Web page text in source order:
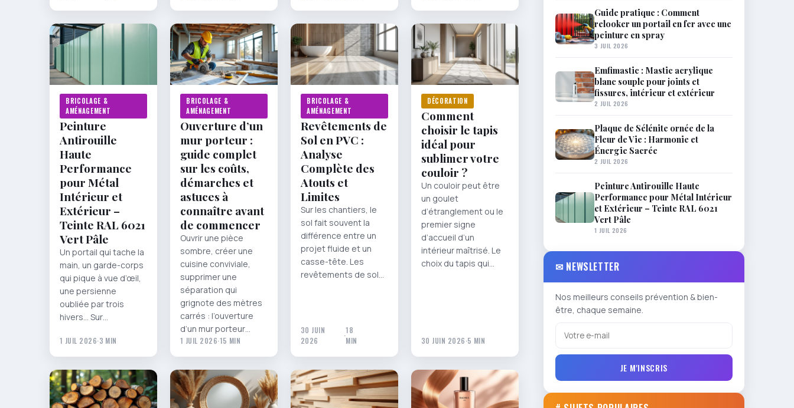
BRICOLAGE &
AMÉNAGEMENT
Peinture
Antirouille
Haute
Performance
pour Métal
Intérieur et
Extérieur –
Teinte RAL 6021
Vert Pâle
Un portail qui tache la
main, un garde-corps
qui pique à vue d’œil,
une persienne
oubliée par trois
hivers… Sur…
1 JUIL 2026·3 MIN
BRICOLAGE &
AMÉNAGEMENT
Ouverture d’un
mur porteur :
guide complet
sur les coûts,
démarches et
astuces à
connaître avant
de commencer
Ouvrir une pièce
sombre, créer une
cuisine conviviale,
supprimer une
séparation qui
grignote des mètres
carrés : l’ouverture
d’un mur porteur…
1 JUIL 2026·15 MIN
BRICOLAGE &
AMÉNAGEMENT
Revêtements de
Sol en PVC :
Analyse
Complète des
Atouts et
Limites
Sur les chantiers, le
sol fait souvent la
différence entre un
projet fluide et un
casse-tête. Les
revêtements de sol…
30 JUIN
2026
·
18
MIN
DÉCORATION
Comment
choisir le tapis
idéal pour
sublimer votre
couloir ?
Un couloir peut être
un goulet
d’étranglement ou le
premier signe
d’accueil d’un
intérieur maîtrisé. Le
choix du tapis qui…
30 JUIN 2026·5 MIN
Guide pratique : Comment
relooker un portail en fer avec une
peinture en spray
3 JUIL 2026
Emfimastic : Mastic acrylique
blanc souple pour joints et
fissures, intérieur et extérieur
2 JUIL 2026
Plaque de Sélénite ornée de la
Fleur de Vie : Harmonie et
Énergie Sacrée
2 JUIL 2026
Peinture Antirouille Haute
Performance pour Métal Intérieur
et Extérieur – Teinte RAL 6021
Vert Pâle
1 JUIL 2026
✉ NEWSLETTER
Nos meilleurs conseils prévention & bien-
être, chaque semaine.
JE M'INSCRIS